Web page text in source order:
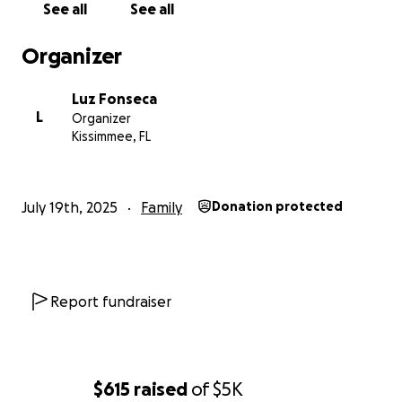
$615 raised of$5K
See all See all
Organizer
L
Luz Fonseca
Organizer
Kissimmee, FL
July 19th, 2025 Family Donation protected
Report fundraiser